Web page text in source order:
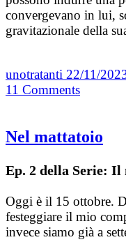
convergevano in lui,
gravitazionale della
unotratanti 22/11/
11 Comments
Nel mattatoio
Ep. 2 della Serie: Il
Oggi è il 15 ottobre.
festeggiare il mio
invece siamo già a